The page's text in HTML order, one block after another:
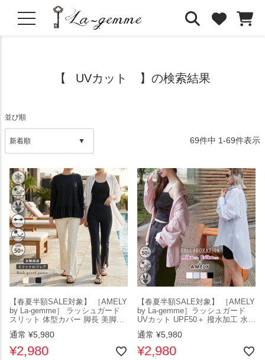
UVカット
並び順
69件中 1-69件表示
【春夏半額SALE対象】 ［AMELY
by La-gemme］ ラッシュガード
スリット 体型カバー 脚長 美脚パ
ンツ 水着 海 水陸両用 遮熱 UVカ
ット 紫外線対策 撥水加工 ストレ
ッチ 接触冷感 UPF50＋ レディー
ス メール便 2026春夏新作
通常 ¥5,980
¥2,980
【春夏半額SALE対象】 ［AMELY
by La-gemme］ラッシュガード
UVカット UPF50＋ 撥水加工 水陸
両用 紫外線対策 冷房対策 オーバ
ーサイズシャツ ラウンドヘム 襟
付き ストライプ 長袖 日焼け対策
水着 おすすめ おしゃれ 2026春夏
通常 ¥5,980
¥2,980